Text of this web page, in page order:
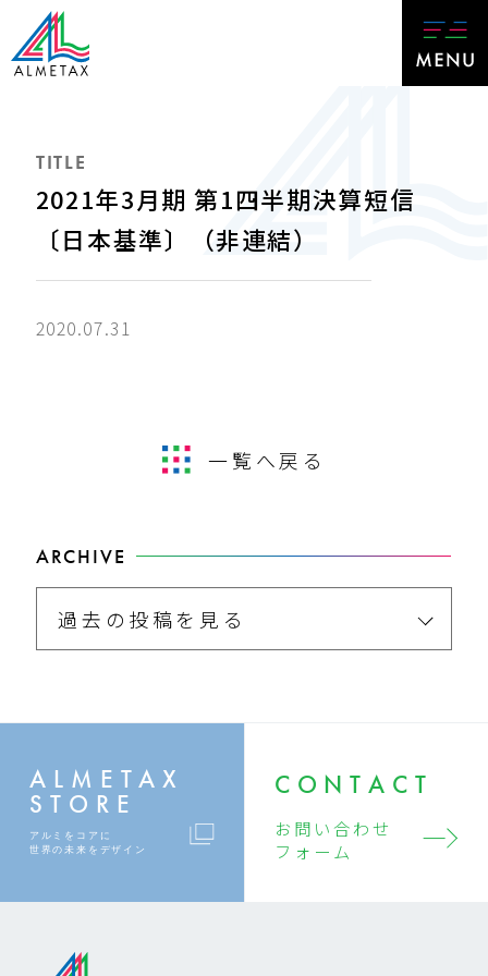
TITLE
2021年3月期 第1四半期決算短信
〔日本基準〕（非連結）
2020.07.31
一覧へ戻る
ARCHIVE
過去の投稿を見る
ALMETAX
STORE
アルミをコアに
世界の未来をデザイン
CONTACT
お問い合わせ
フォーム